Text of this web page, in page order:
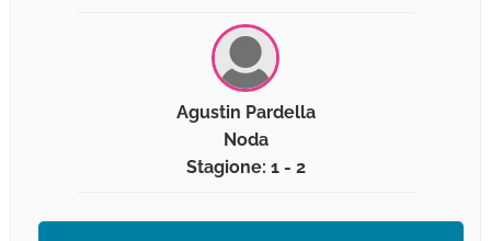
Agustin Pardella
Noda
Stagione: 1 - 2